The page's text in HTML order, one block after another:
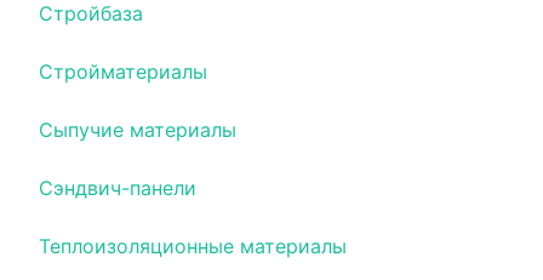
Стройбаза
Стройматериалы
Сыпучие материалы
Сэндвич-панели
Теплоизоляционные материалы